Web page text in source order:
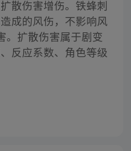
散伤害增伤。铁蜂刺
成的风伤，不影响风
。扩散伤害属于剧变
反应系数、角色等级